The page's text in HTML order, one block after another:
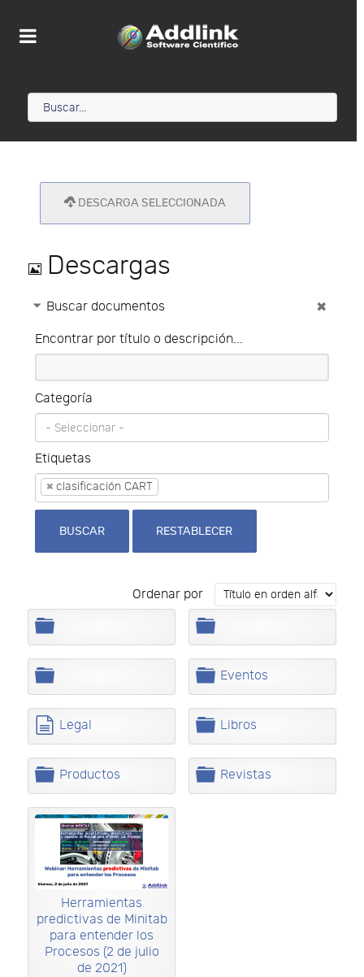
DESCARGA SELECCIONADA
Imagen
Descargas
Buscar documentos
Encontrar por título o descripción...
Categoría
Etiquetas
× clasificación CART
BUSCAR RESTABLECER
Ordenar por
C
r
p
a
C
r
p
a
C
r
p
a
C
r
p
a
Eventos
d
c
u
n
o
Legal
C
r
p
Libros
C
r
p
e
a
Productos
CRevistas
Herramientas
predictivas de Minitab
para entender los
Procesos (2 de julio
de 2021)